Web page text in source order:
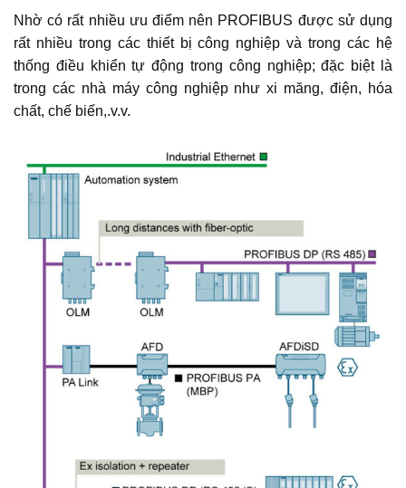
Nhờ có rất nhiều ưu điểm nên PROFIBUS được sử dụng
rất nhiều trong các thiết bị công nghiệp và trong các hệ
thống điều khiển tự động trong công nghiệp; đặc biệt là
trong các nhà máy công nghiệp như xi măng, điện, hóa
chất, chế biến,.v.v.